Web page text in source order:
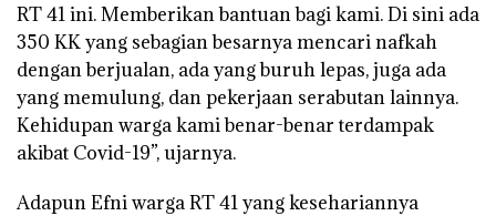
RT 41 ini. Memberikan bantuan bagi kami. Di sini ada
350 KK yang sebagian besarnya mencari nafkah
dengan berjualan, ada yang buruh lepas, juga ada
yang memulung, dan pekerjaan serabutan lainnya.
Kehidupan warga kami benar-benar terdampak
akibat Covid-19”, ujarnya.
Adapun Efni warga RT 41 yang kesehariannya